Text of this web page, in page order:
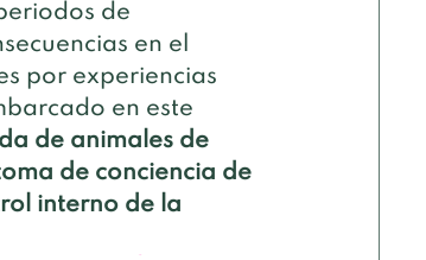
de
en el
por experiencias
en este
de animales de
de conciencia de
interno de la